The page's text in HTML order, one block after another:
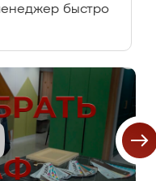
быстро